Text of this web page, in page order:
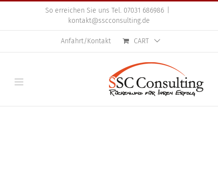
content
So erreichen Sie uns Tel. 07031 686986
kontakt@sscconsulting.de
Anfahrt/Kontakt CART